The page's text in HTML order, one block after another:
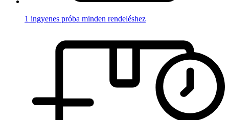
1 ingyenes próba minden rendeléshez